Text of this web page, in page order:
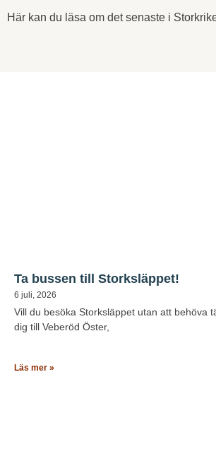
Här kan du läsa om det senaste i
Ta bussen till Storksläppet!
6 juli, 2026
Vill du besöka Storksläppet utan att behöva
dig till Veberöd Öster,
Läs mer »